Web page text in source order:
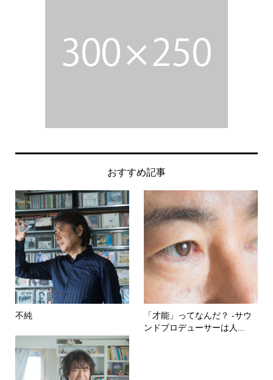
おすすめ記事
不純
「才能」ってなんだ？ -サウ
ンドプロデューサーは人...